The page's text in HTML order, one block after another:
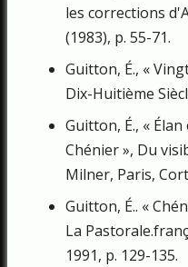
les corrections
(1983), p. 55-71.
Guitton, É., «
Dix-Huitième
Guitton, É., «
Chénier », Du
Milner, Paris,
Guitton, É.. «
La
1991, p. 129-135.